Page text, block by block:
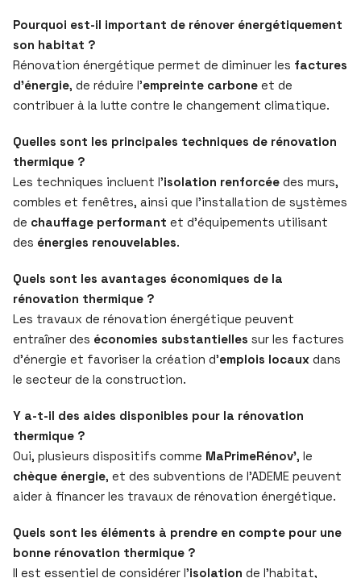
Pourquoi est-il important de rénover énergétiquement
son habitat ?
Rénovation énergétique permet de diminuer les factures
d’énergie, de réduire l’empreinte carbone et de
contribuer à la lutte contre le changement climatique.
Quelles sont les principales techniques de rénovation
thermique ?
Les techniques incluent l’isolation renforcée des murs,
combles et fenêtres, ainsi que l’installation de systèmes
de chauffage performant et d’équipements utilisant
des énergies renouvelables.
Quels sont les avantages économiques de la
rénovation thermique ?
Les travaux de rénovation énergétique peuvent
entraîner des économies substantielles sur les factures
d’énergie et favoriser la création d’emplois locaux dans
le secteur de la construction.
Y a-t-il des aides disponibles pour la rénovation
thermique ?
Oui, plusieurs dispositifs comme MaPrimeRénov’, le
chèque énergie, et des subventions de l’ADEME peuvent
aider à financer les travaux de rénovation énergétique.
Quels sont les éléments à prendre en compte pour une
bonne rénovation thermique ?
Il est essentiel de considérer l’isolation de l’habitat,